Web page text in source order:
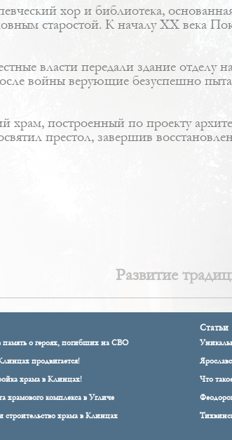
хор и библиотека,
старостой. К началу XX века
власти передали здание отделу
войны верующие безуспешно
построенный по проекту
престол, завершив
Развитие
память о героях, погибших на СВО
продвигается!
храма в Клинцах!
храмового комплекса в Угличе
строительство храма в Клинцах
Статьи
Что